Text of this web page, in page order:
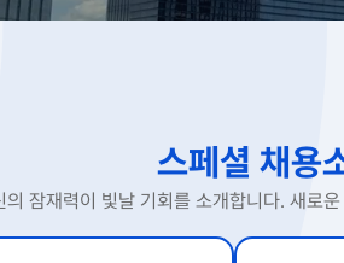
스페셜 채용
의 잠재력이 빛날 기회를 소개합니다. 새로